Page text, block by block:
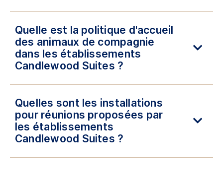
Quelle est la politique d'accueil
des animaux de compagnie
dans les établissements
Candlewood Suites ?
Quelles sont les installations
pour réunions proposées par
les établissements
Candlewood Suites ?